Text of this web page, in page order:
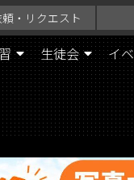
・リクエスト
生徒会 イ